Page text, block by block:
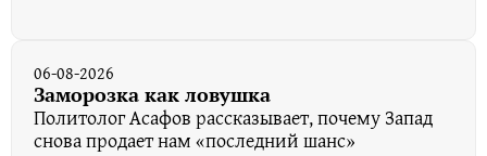
06-08-2026
Заморозка как ловушка
Политолог Асафов рассказывает, почему Запад
снова продает нам «последний шанс»